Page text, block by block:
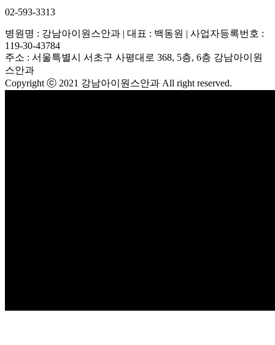
02-593-3313
병원명 : 강남아이원스안과 | 대표 : 백동원 | 사업자등록번호 :
119-30-43784
주소 : 서울특별시 서초구 사평대로 368, 5층, 6층 강남아이원
스안과
Copyright ⓒ 2021 강남아이원스안과 All right reserved.